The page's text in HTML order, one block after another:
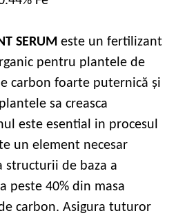
SERUM este un fertilizant
pentru plantele de
carbon foarte puternică şi
sa creasca
este esential in procesul
un element necesar
structurii de baza a
peste 40% din masa
carbon. Asigura tuturor